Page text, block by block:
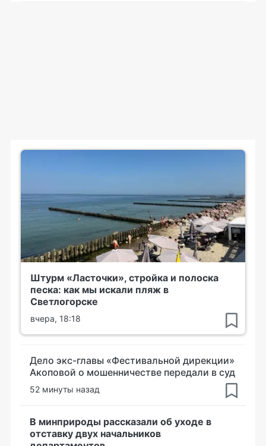
Штурм «Ласточки», стройка и полоска
песка: как мы искали пляж в
Светлогорске
вчера, 18:18
Дело экс-главы «Фестивальной дирекции»
Акоповой о мошенничестве передали в суд
52 минуты назад
В минприроды рассказали об уходе в
отставку двух начальников